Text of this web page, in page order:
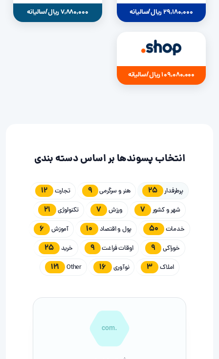
29,180,000 ریال/سالیانه 7,880,000 ریال/سالیانه
109,080,000 ریال/سالیانه
انتخاب پسوندها بر اساس دسته بندی
پرطرفدار 25 هنر و سرگرمی 9 تجارت 12
شهر و کشور 7 ورزش 7 تکنولوژی 21
خدمات 50 پول و اقتصاد 10 آموزش 6
خوراکی 9 اوقات فراغت 9 خرید 25
املاک 3 نوآوری 16
Other
121
.com